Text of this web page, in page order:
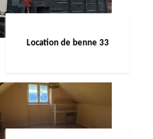
Location de benne 33